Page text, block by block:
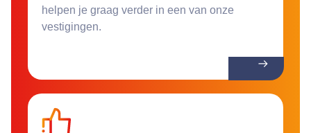
helpen je graag verder in een van onze
vestigingen.